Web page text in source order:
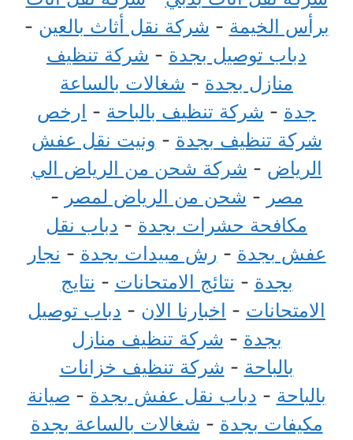
برأس الخيمة - شركة نقل أثاث بالعين -
دباب توصيل بجدة - شركة تنظيف
منازل بجدة - شغالات بالساعة
جدة - شركة تنظيف بالباحة - ارخص
شركة تنظيف بجدة - ونيت نقل عفش
الرياض - شركة شحن من الرياض الي
مصر - شحن من الرياض لمصر -
مكافحة حشرات بجدة - دباب نقل
عفش بجدة - رش مبيدات بجدة - نجار
بجدة - نتائج الامتحانات - نتايج
الامتحانات - اخبارنا الان - دباب توصيل
بجدة - شركة تنظيف منازل
بالباحة - شركة تنظيف خزانات
بالباحة - دباب نقل عفش بجدة - صيانة
مكيفات بجدة - شغالات بالساعة بجدة